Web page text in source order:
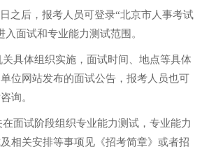
之后，报考人员可登录“北京市人事考试
面试和专业能力测试范围。
关具体组织实施，面试时间、地点等具体
位网站发布的面试公告，报考人员也可
询。
面试阶段组织专业能力测试，专业能力
相关安排等事项见《招考简章》或者招